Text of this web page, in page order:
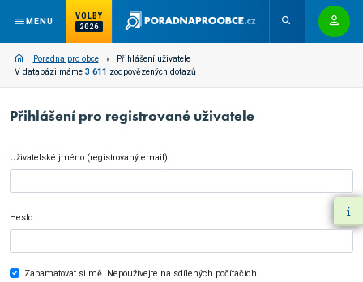
MENU
VOLBY
2026
Poradna pro obce
Přihlášení uživatele
V databázi máme 3 611 zodpovězených dotazů
Přihlášení pro registrované uživatele
Uživatelské jméno (registrovaný email):
Heslo:
Zapamatovat si mě. Nepoužívejte na sdílených počítačích.